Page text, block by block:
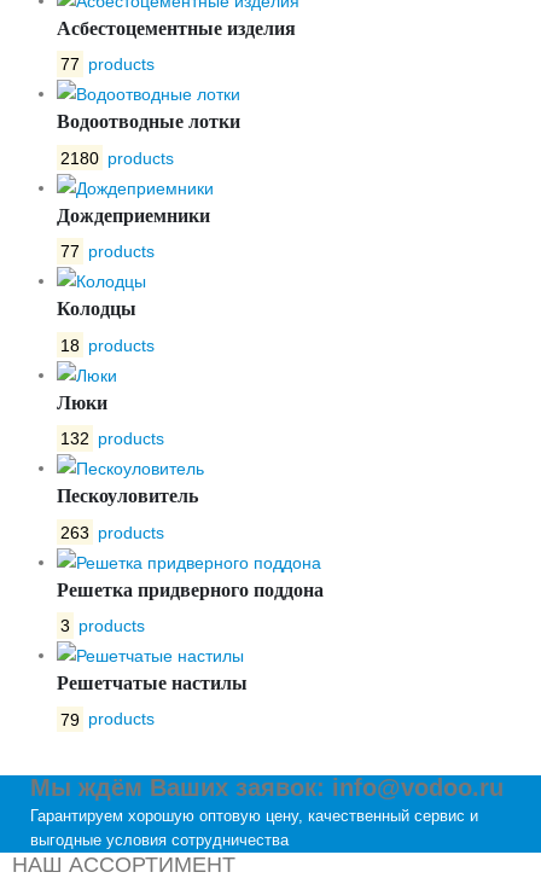
Асбестоцементные изделия
77 products
Водоотводные лотки
2180 products
Дождеприемники
77 products
Колодцы
18 products
Люки
132 products
Пескоуловитель
263 products
Решетка придверного поддона
3 products
Решетчатые настилы
79 products
Мы ждём Ваших заявок: info@vodoo.ru
Гарантируем хорошую оптовую цену, качественный сервис и
выгодные условия сотрудничества
НАШ АССОРТИМЕНТ